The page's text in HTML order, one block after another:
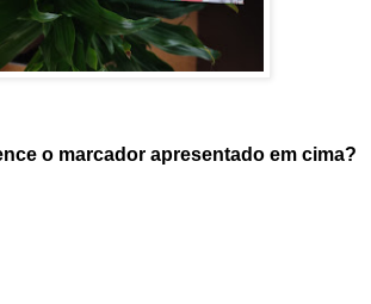
o marcador apresentado em cima?